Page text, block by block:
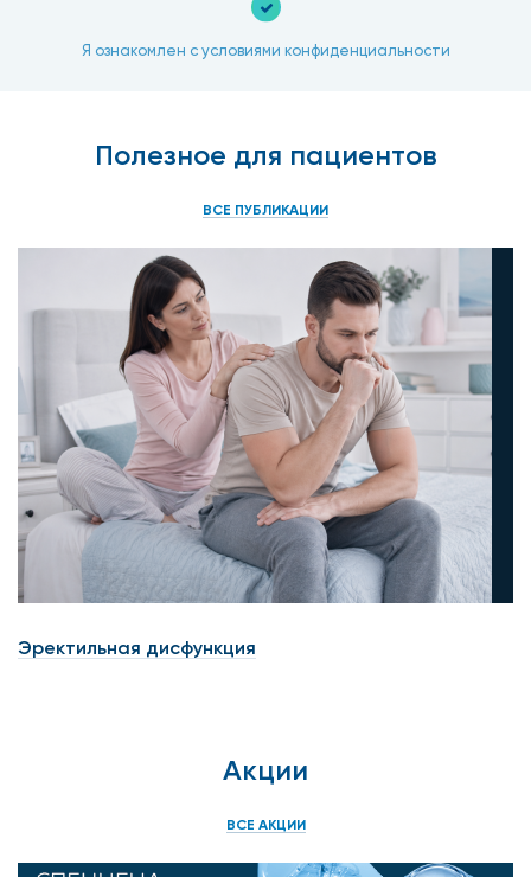
Я ознакомлен с условиями конфиденциальности
Полезное для пациентов
ВСЕ ПУБЛИКАЦИИ
Эректильная дисфункция
Акции
ВСЕ АКЦИИ